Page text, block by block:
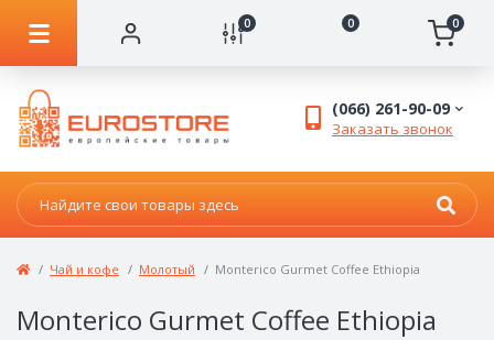
0 0 0
(066) 261-90-09
Заказать звонок
Чай и кофе Молотый Monterico Gurmet Coffee Ethiopia
Monterico Gurmet Coffee Ethiopia